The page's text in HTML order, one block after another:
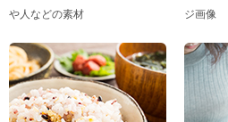
や人などの素材
ジ画像